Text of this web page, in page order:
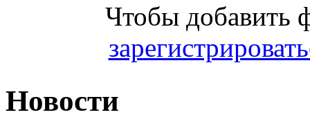
Чтобы добавить
Новости